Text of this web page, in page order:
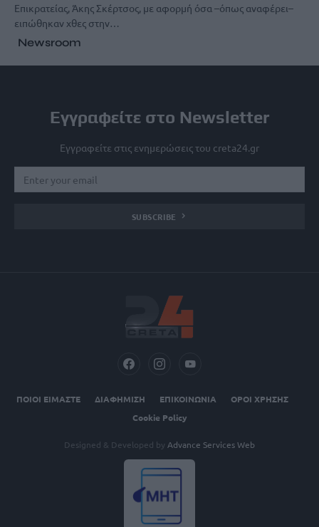
Επικρατείας, Άκης Σκέρτσος, με αφορμή όσα –όπως αναφέρει–
ειπώθηκαν χθες στην…
Newsroom
Εγγραφείτε στο Newsletter
Εγγραφείτε στις ενημερώσεις του creta24.gr
SUBSCRIBE
ΠΟΙΟΙ ΕΙΜΑΣΤΕ ΔΙΑΦΗΜΙΣΗ ΕΠΙΚΟΙΝΩΝΙΑ
ΟΡΟΙ ΧΡΗΣΗΣ
Cookie Policy
Designed & Developed by Advance Services Web